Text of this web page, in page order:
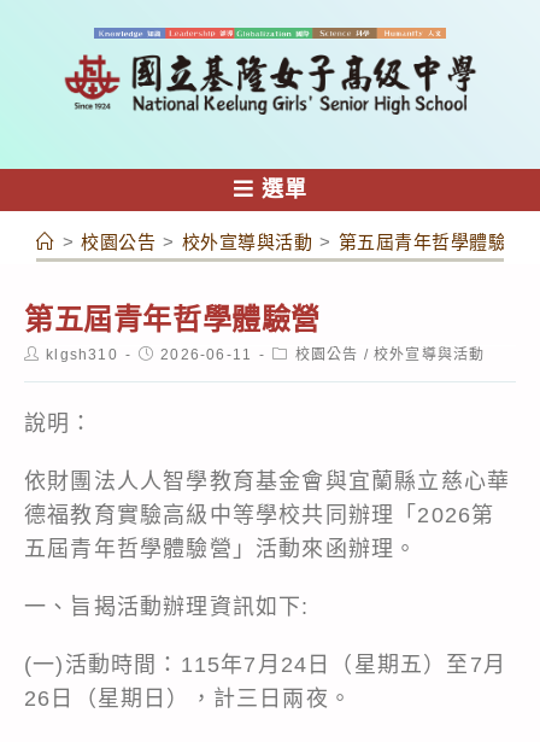
容
選單
> 校園公告 > 校外宣導與活動 > 第五屆青年哲學體驗營
第五屆青年哲學體驗營
Postklgsh310
Post2026-06-11
Post校園公告 / 校外宣導與活動
說明：
依財團法人人智學教育基金會與宜蘭縣立慈心華
德福教育實驗高級中等學校共同辦理「2026第
五屆青年哲學體驗營」活動來函辦理。
一、旨揭活動辦理資訊如下:
(一)活動時間：115年7月24日（星期五）至7月
26日（星期日），計三日兩夜。